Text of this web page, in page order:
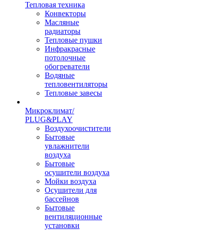
Тепловая техника
Конвекторы
Масляные
радиаторы
Тепловые пушки
Инфракрасные
потолочные
обогреватели
Водяные
тепловентиляторы
Тепловые завесы
Микроклимат/
PLUG&PLAY
Воздухоочистители
Бытовые
увлажнители
воздуха
Бытовые
осушители воздуха
Мойки воздуха
Осушители для
бассейнов
Бытовые
вентиляционные
установки